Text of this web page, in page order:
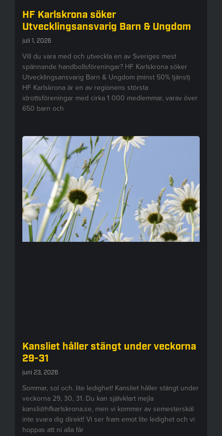
HF Karlskrona söker
Utvecklingsansvarig Barn & Ungdom
juli 1, 2026
Vill du vara med och utveckla en av Sveriges mest
spännande handbollsföreningar? HF Karlskrona söker
Utvecklingsansvarig Barn & Ungdom (minst 50% tjänst)
HF Karlskrona är en av regionens största
idrottsföreningar med cirka 1 000 medlemmar, varav över
650 barn och
Kansliet håller stängt under veckorna
29-31
juni 23, 2026
Sommar, sol och. lite ledighet! Kansliet håller stängt under
veckorna 29, 30, 31. Du kan självklart mejla
kansli@hfkarlskrona.se, men vi kommer av semesterskäl
inte svara dig direkt! Vi ser fram emot lite ledighet och vi
hoppas att ni alla får